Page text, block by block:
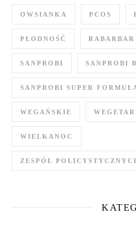
OWSIANKA PCOS
PŁODNOŚĆ RABARBAR
SANPROBI SANPROBI
SANPROBI SUPER
WEGAŃSKIE
WIELKANOC
ZESPÓŁ